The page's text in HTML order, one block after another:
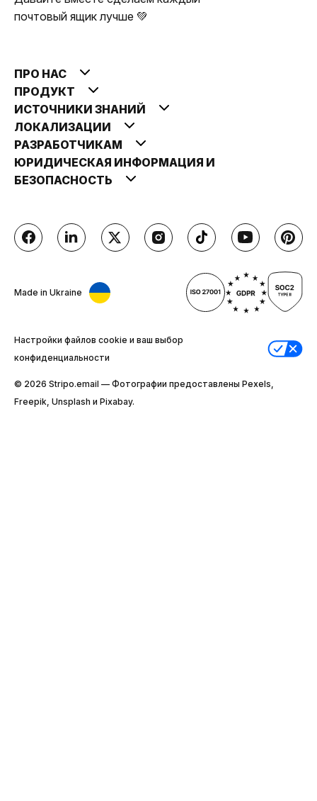
почтовый ящик лучше 💚
ПРО НАС
ПРОДУКТ
ИСТОЧНИКИ ЗНАНИЙ
ЛОКАЛИЗАЦИИ
РАЗРАБОТЧИКАМ
ЮРИДИЧЕСКАЯ ИНФОРМАЦИЯ И
БЕЗОПАСНОСТЬ
Made in Ukraine
Настройки файлов cookie и ваш выбор
конфиденциальности
© 2026 Stripо.email — Фотографии предоставлены Pexels,
Freepik, Unsplash и Pixabay.